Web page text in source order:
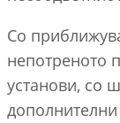
Со
непотреното
установи, со